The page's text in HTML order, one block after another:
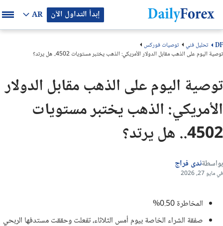
إبدأ التداول الآن AR
DF تحليل فني
توصيات فوركس
توصية اليوم على الذهب مقابل الدولار الأمريكي: الذهب يختبر مستويات 4502.. هل يرتد؟
توصية اليوم على الذهب مقابل الدولار
الأمريكي: الذهب يختبر مستويات
4502.. هل يرتد؟
بواسطةندى فراج
في مايو 27, 2026
المخاطرة 0.50%
صفقة الشراء الخاصة بيوم أمس الثلاثاء، تفعلت وحققت مستدفها الربحي